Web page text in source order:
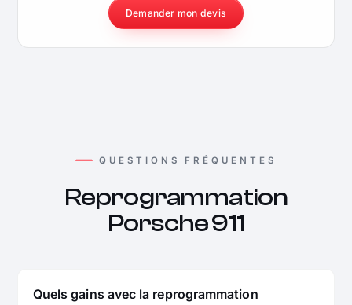
Demander mon devis
QUESTIONS FRÉQUENTES
Reprogrammation
Porsche 911
Quels gains avec la reprogrammation